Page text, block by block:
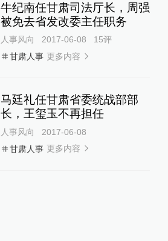
牛纪南任甘肃司法厅长，周强
被免去省发改委主任职务
人事风向 2017-06-08 15评
甘肃人事 更多内容
马廷礼任甘肃省委统战部部
长，王玺玉不再担任
人事风向
2017-06-08
甘肃人事 更多内容